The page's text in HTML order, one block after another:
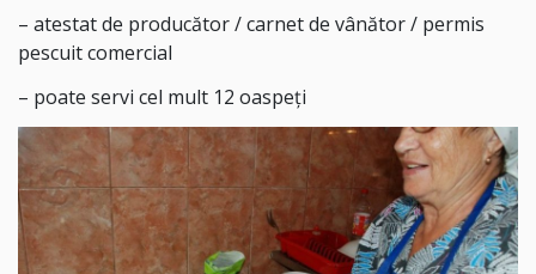
– atestat de producător / carnet de vânător / permis
pescuit comercial
– poate servi cel mult 12 oaspeţi